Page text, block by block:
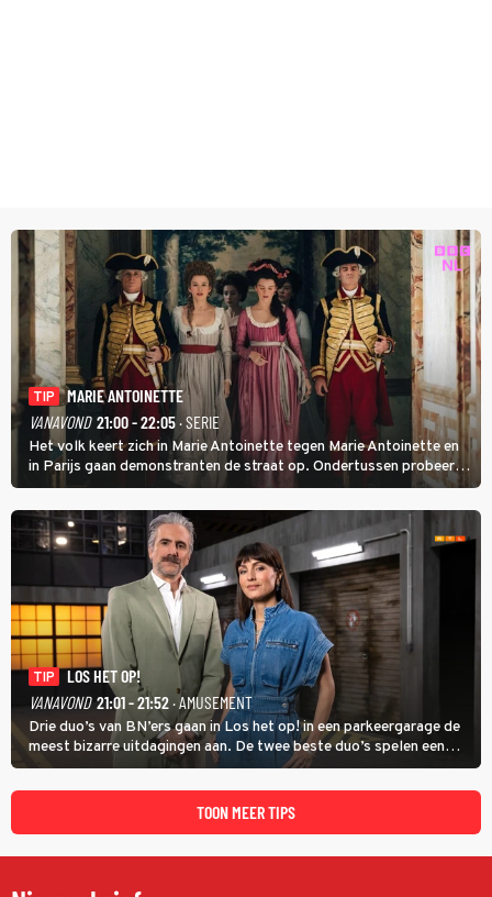
TIP
MARIE ANTOINETTE
VANAVOND 21:00 - 22:05· SERIE
Het volk keert zich in Marie Antoinette tegen Marie Antoinette en
in Parijs gaan demonstranten de straat op. Ondertussen probeert
Marie Antoinette landgoed Saint-Cloud te kopen. Ze wil daar haar
kinderen veilig laten opgroeien.
TIP
LOS HET OP!
VANAVOND 21:01 - 21:52· AMUSEMENT
Drie duo’s van BN’ers gaan in Los het op! in een parkeergarage de
meest bizarre uitdagingen aan. De twee beste duo’s spelen een
onderlinge finale. Met in deze aflevering onder anderen cabaretiers
Nabil Aoulad Ayad en Annick Boer.
TOON MEER TIPS